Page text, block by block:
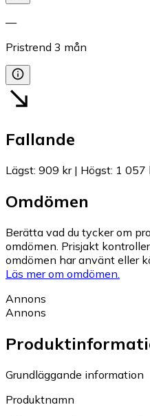
—
Pristrend 3 mån
Fallande
Lägst: 909 kr| Högst: 1 057
Omdömen
Berätta vad du tycker om
omdömen. Prisjakt
omdömen har använt eller
Läs mer om omdömen.
Annons
Annons
Grundläggande information
Produktnamn